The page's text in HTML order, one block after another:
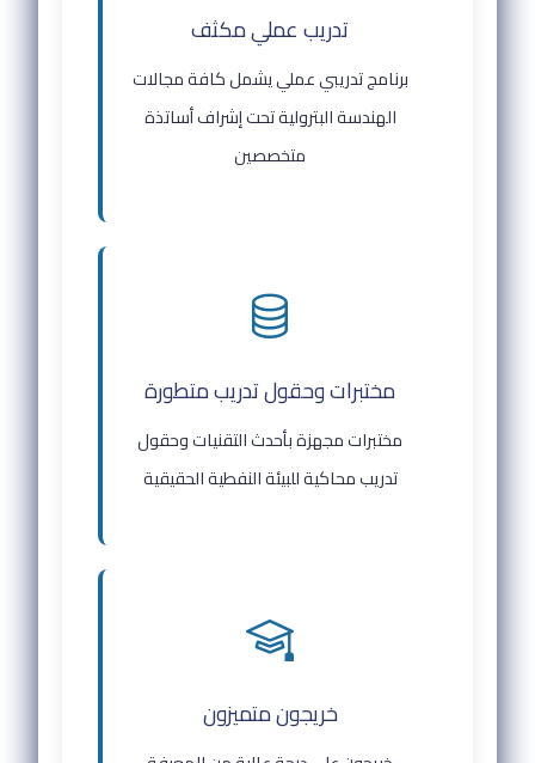
تدريب عملي مكثف
برنامج تدريبي عملي يشمل كافة مجالات
الهندسة البترولية تحت إشراف أساتذة
متخصصين
مختبرات وحقول تدريب متطورة
مختبرات مجهزة بأحدث التقنيات وحقول
تدريب محاكية للبيئة النفطية الحقيقية
خريجون متميزون